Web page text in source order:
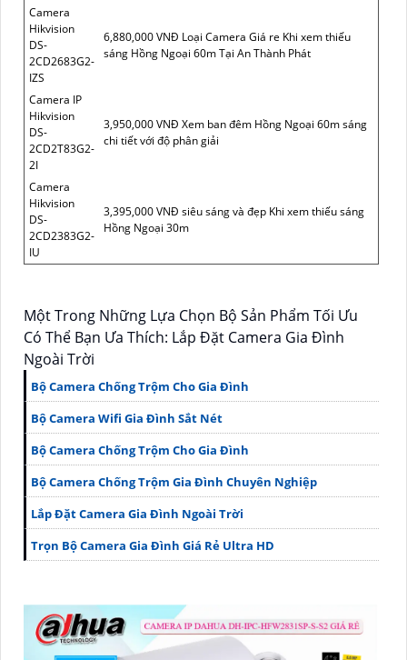
Camera
Hikvision
DS-
2CD2683G2-
IZS
6,880,000 VNĐ Loại Camera Giá re Khi xem thiếu
sáng Hồng Ngoại 60m Tại An Thành Phát
Camera IP
Hikvision
DS-
2CD2T83G2-
2I
3,950,000 VNĐ Xem ban đêm Hồng Ngoại 60m sáng
chi tiết với độ phân giải
Camera
Hikvision
DS-
2CD2383G2-
IU
3,395,000 VNĐ siêu sáng và đẹp Khi xem thiếu sáng
Hồng Ngoại 30m
Một Trong Những Lựa Chọn Bộ Sản Phẩm Tối Ưu
Có Thể Bạn Ưa Thích: Lắp Đặt Camera Gia Đình
Ngoài Trời
Bộ Camera Chống Trộm Cho Gia Đình
Bộ Camera Wifi Gia Đình Sắt Nét
Bộ Camera Chống Trộm Cho Gia Đình
Bộ Camera Chống Trộm Gia Đình Chuyên Nghiệp
Lắp Đặt Camera Gia Đình Ngoài Trời
Trọn Bộ Camera Gia Đình Giá Rẻ Ultra HD